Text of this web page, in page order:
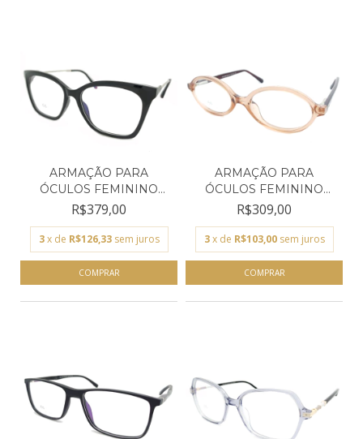
ARMAÇÃO PARA
ÓCULOS FEMININO
EMPÓRIO GLA...
R$379,00
3 x de R$126,33 sem juros
ARMAÇÃO PARA
ÓCULOS FEMININO
EMPÓRIO GLA...
R$309,00
3 x de R$103,00 sem juros